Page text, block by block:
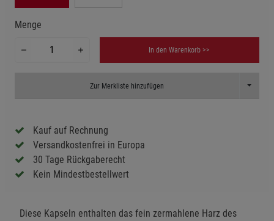
Menge
In den Warenkorb >>
Zur Merkliste hinzufügen Toggle
Kauf auf Rechnung
Versandkostenfrei in Europa
30 Tage Rückgaberecht
Kein Mindestbestellwert
Diese Kapseln enthalten das fein zermahlene Harz des